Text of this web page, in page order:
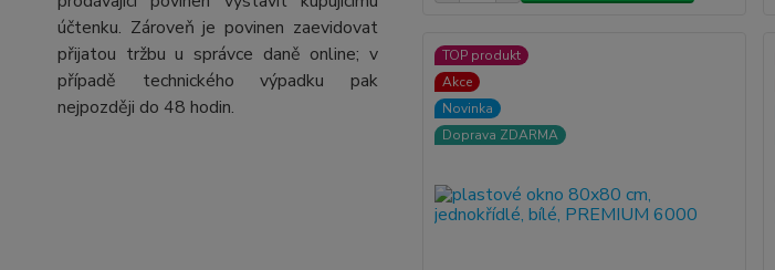
účtenku. Zároveň je povinen zaevidovat
přijatou tržbu u správce daně online; v
případě technického výpadku pak
nejpozději do 48 hodin.
TOP produkt
Akce
Novinka
Doprava ZDARMA